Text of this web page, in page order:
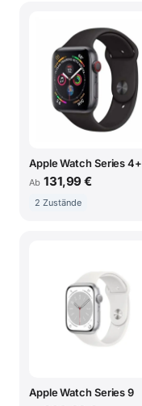
Apple Watch Series 4+
Ab 131,99 €
2 Zustände
Apple Watch Series 9